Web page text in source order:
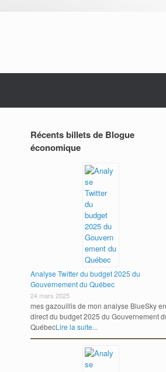
Récents billets de Blogue
économique
Analyse Twitter du budget 2025 du
Gouvernement du Québec
24 mars 2025
mes gazouillis de mon analyse BlueSky en
direct du budget 2025 du Gouvernement
QuébecLire la suite...